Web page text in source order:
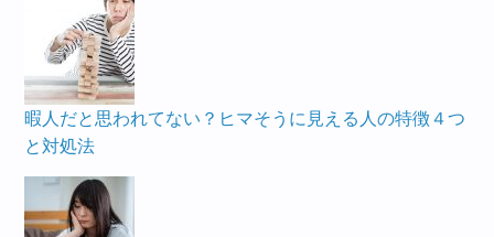
暇人だと思われてない？ヒマそうに見える人の特徴４つ
と対処法